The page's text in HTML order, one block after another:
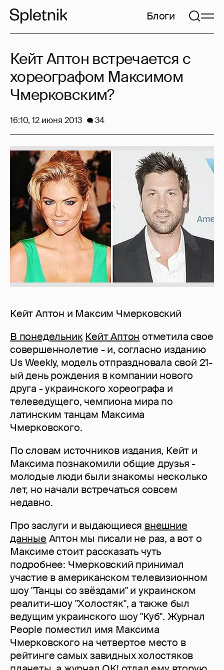
Блоги
Кейт Аптон и Максим Чмерковский
В понедельник Кейт Аптон отметила свое
совершеннолетие - и, согласно изданию
Us Weekly, модель отпраздновала свой 21-
ый день рождения в компании нового
друга - украинского хореографа и
телеведущего, чемпиона мира по
латинским танцам Максима
Чмерковского.
По словам источников издания, Кейт и
Максима познакомили общие друзья -
молодые люди были знакомы несколько
лет, но начали встречаться совсем
недавно.
Про заслуги и выдающиеся внешние
данные Аптон мы писали не раз, а вот о
Максиме стоит рассказать чуть
подробнее: Чмерковский принимал
участие в американском телевизионном
шоу "Танцы со звёздами" и украинском
реалити-шоу "Холостяк", а также был
ведущим украинского шоу "Куб". Журнал
Peoplе поместил имя Максима
Чмерковского на четвертое место в
рейтинге самых завидных холостяков
Кейт Аптон встречается с
хореографом Максимом
Чмерковским?
16:10, 12 июня 2013 34